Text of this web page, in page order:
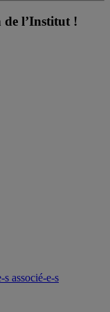
de l’Institut !
s associé-e-s